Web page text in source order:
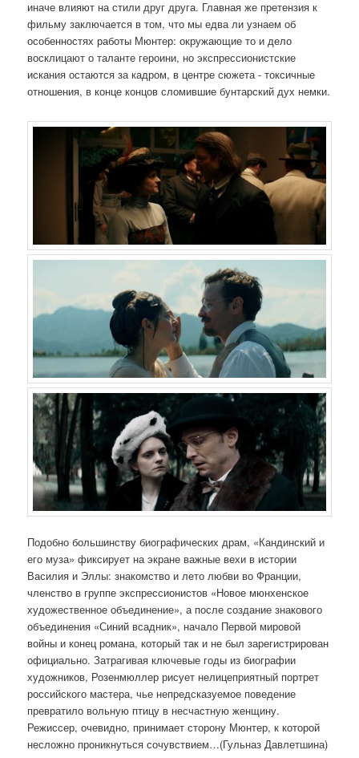
иначе влияют на стили друг друга. Главная же претензия к
фильму заключается в том, что мы едва ли узнаем об
особенностях работы Мюнтер: окружающие то и дело
восклицают о таланте героини, но экспрессионистские
искания остаются за кадром, в центре сюжета - токсичные
отношения, в конце концов сломившие бунтарский дух немки.
Подобно большинству биографических драм, «Кандинский и
его муза» фиксирует на экране важные вехи в истории
Василия и Эллы: знакомство и лето любви во Франции,
членство в группе экспрессионистов «Новое мюнхенское
художественное объединение», а после создание знакового
объединения «Синий всадник», начало Первой мировой
войны и конец романа, который так и не был зарегистрирован
официально. Затрагивая ключевые годы из биографии
художников, Розенмюллер рисует нелицеприятный портрет
российского мастера, чье непредсказуемое поведение
превратило вольную птицу в несчастную женщину.
Режиссер, очевидно, принимает сторону Мюнтер, к которой
несложно проникнуться сочувствием…(Гульназ Давлетшина)